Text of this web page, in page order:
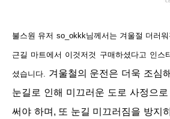
불스원 유저 so_okkk님께서는 겨울절 더러
근길 마트에서 이것저것 구매하셨다고 인스
셨습니다. 겨울철의 운전은 더욱 조심
눈길로 인해 미끄러운 도로 사정으
써야 하며, 또 눈길 미끄러짐을 방지